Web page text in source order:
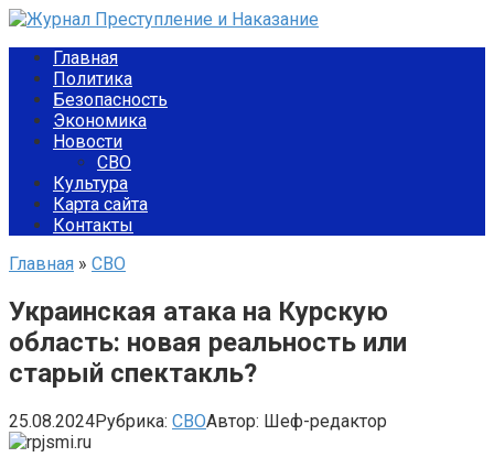
Перейти
контентуГлавная
Политика
Безопасность
Экономика
Новости
СВО
Культура
Карта сайта
Контакты
Главная » СВО
Украинская атака на Курскую
область: новая реальность или
старый спектакль?
25.08.2024Рубрика: СВОАвтор: Шеф-редактор